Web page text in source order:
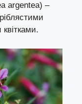
argentea) –